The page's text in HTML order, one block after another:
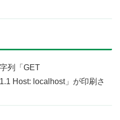
列「GET
Host: localhost」が印刷さ